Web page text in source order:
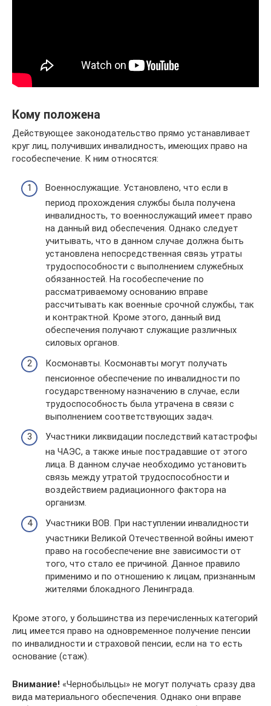
Кому положена
Действующее законодательство прямо устанавливает
круг лиц, получивших инвалидность, имеющих право на
гособеспечение. К ним относятся:
Военнослужащие. Установлено, что если в
период прохождения службы была получена
инвалидность, то военнослужащий имеет право
на данный вид обеспечения. Однако следует
учитывать, что в данном случае должна быть
установлена непосредственная связь утраты
трудоспособности с выполнением служебных
обязанностей. На гособеспечение по
рассматриваемому основанию вправе
рассчитывать как военные срочной службы, так
и контрактной. Кроме этого, данный вид
обеспечения получают служащие различных
силовых органов.
Космонавты. Космонавты могут получать
пенсионное обеспечение по инвалидности по
государственному назначению в случае, если
трудоспособность была утрачена в связи с
выполнением соответствующих задач.
Участники ликвидации последствий катастрофы
на ЧАЭС, а также иные пострадавшие от этого
лица. В данном случае необходимо установить
связь между утратой трудоспособности и
воздействием радиационного фактора на
организм.
Участники ВОВ. При наступлении инвалидности
участники Великой Отечественной войны имеют
право на гособеспечение вне зависимости от
того, что стало ее причиной. Данное правило
применимо и по отношению к лицам, признанным
жителями блокадного Ленинграда.
Кроме этого, у большинства из перечисленных категорий
лиц имеется право на одновременное получение пенсии
по инвалидности и страховой пенсии, если на то есть
основание (стаж).
Внимание! «Чернобыльцы» не могут получать сразу два
вида материального обеспечения. Однако они вправе